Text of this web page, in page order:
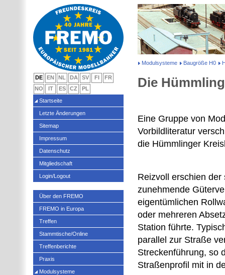
Modulsysteme Baugröße H0
Die
Eine Gruppe von
Vorbildliteratur
die Hümmlinger
Reizvoll erschien der
zunehmende
eigentümlichen
oder mehreren
Station führte.
parallel zur Straße
Streckenführung, so
Straßenprofil mit in
DE EN NL DA SV FI
FR
NO
IT ES CZ
PL
Startseite
Letzte Änderungen
Sitemap
Impressum
Datenschutz
Mitgliedschaft
Login/Logout
Über den FREMO
FREMO in Europa
Treffen
Stammtische/Online
Treffenberichte
Praxis
Modulsysteme